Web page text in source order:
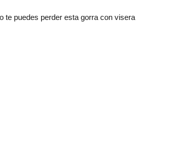
te puedes perder esta gorra con visera